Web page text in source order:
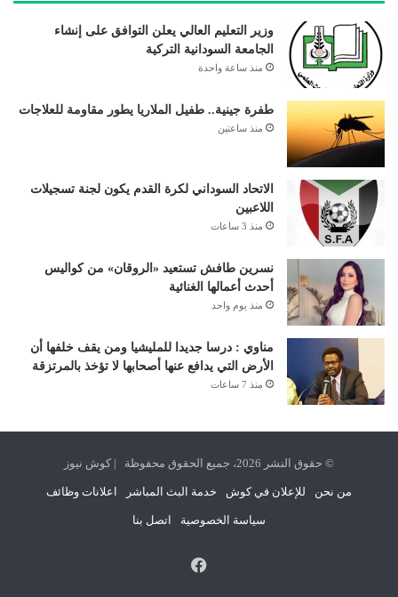
وزير التعليم العالي يعلن التوافق على إنشاء
الجامعة السودانية التركية
منذ ساعة واحدة
طفرة جينية.. طفيل الملاريا يطور مقاومة للعلاجات
منذ ساعتين
الاتحاد السوداني لكرة القدم يكون لجنة تسجيلات
اللاعبين
منذ 3 ساعات
نسرين طافش تستعيد «الروقان» من كواليس
أحدث أعمالها الغنائية
منذ يوم واحد
مناوي : درسا جديدا للمليشيا ومن يقف خلفها أن
الأرض التي يدافع عنها أصحابها لا تؤخذ بالمرتزقة
منذ 7 ساعات
© حقوق النشر 2026، جميع الحقوق محفوظة | كوش نيوز
من نحن للإعلان في كوش خدمة البث المباشر اعلانات وظائف
سياسة الخصوصية اتصل بنا